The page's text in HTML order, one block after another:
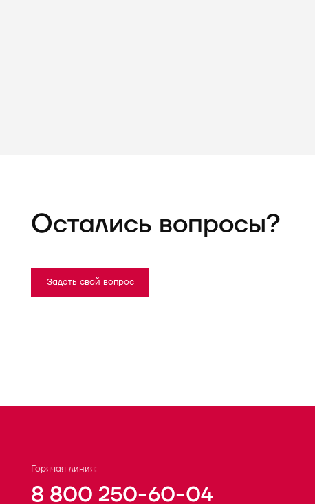
Остались вопросы?
Задать свой вопрос
Горячая линия:
8 800 250-60-04